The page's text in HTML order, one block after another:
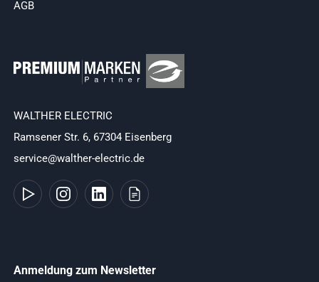
AGB
WALTHER ELECTRIC
Ramsener Str. 6, 67304 Eisenberg
service@walther-electric.de
Anmeldung zum Newsletter